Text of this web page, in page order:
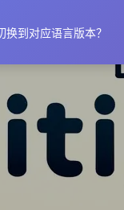
换到对应语言版本？